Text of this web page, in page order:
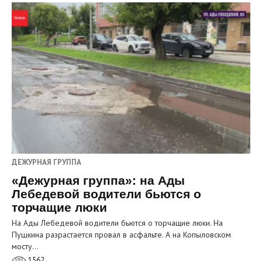
ДЕЖУРНАЯ ГРУППА
«Дежурная группа»: на Ады
Лебедевой водители бьются о
торчащие люки
На Ады Лебедевой водители бьются о торчащие люки. На
Пушкина разрастается провал в асфальте. А на Копыловском
мосту…